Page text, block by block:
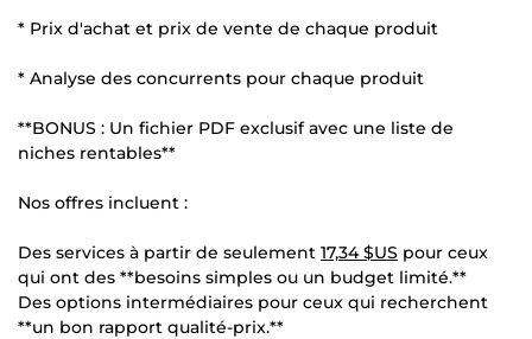
* Prix d'achat et prix de vente de chaque produit
* Analyse des concurrents pour chaque produit
**BONUS : Un fichier PDF exclusif avec une liste de
niches rentables**
Nos offres incluent :
Des services à partir de seulement 17,34 $US pour ceux
qui ont des **besoins simples ou un budget limité.**
Des options intermédiaires pour ceux qui recherchent
**un bon rapport qualité-prix.**